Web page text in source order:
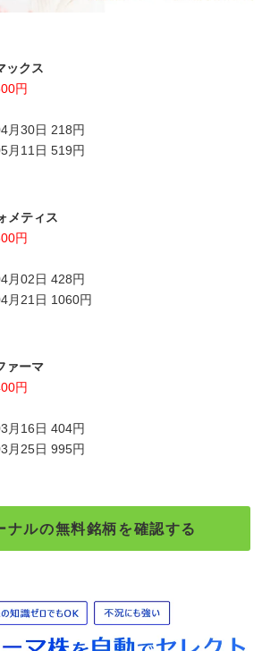
ックス
円
月30日 218円
月11日 519円
メティス
円
月02日 428円
月21日 1060円
ァーマ
円
月16日 404円
月25日 995円
ナルの無料銘柄を確認する